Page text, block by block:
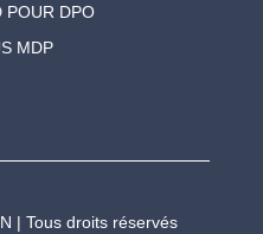
POUR DPO
MDP
| Tous droits réservés